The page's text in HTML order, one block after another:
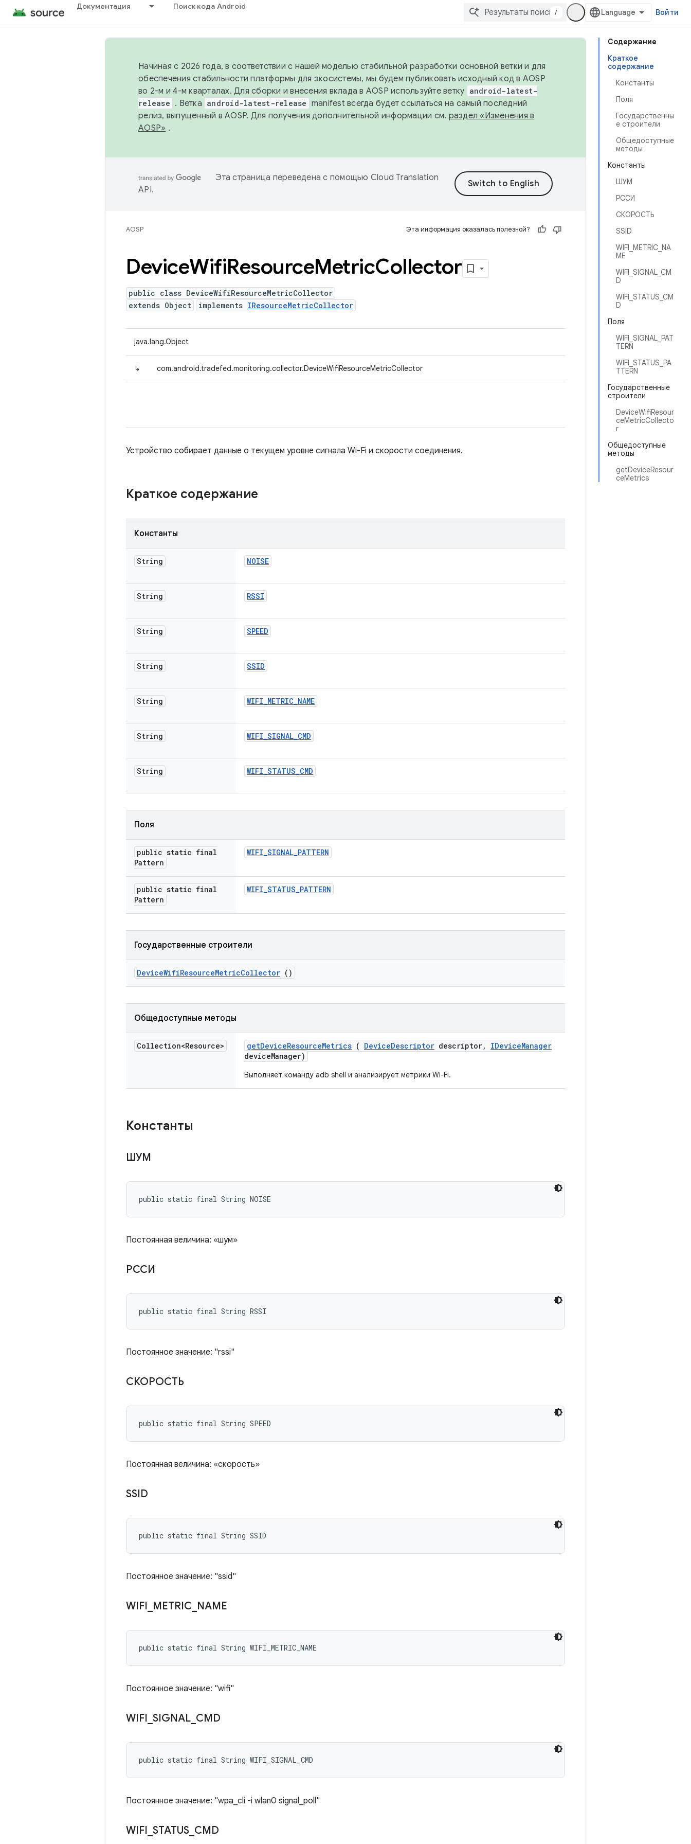
Документация Поиск кода Android
/ Войти
Содержание
Краткое
содержание
Константы
Поля
Государственны
е строители
Общедоступные
методы
Константы
ШУМ
РССИ
СКОРОСТЬ
SSID
WIFI_METRIC_NA
ME
WIFI_SIGNAL_CM
D
WIFI_STATUS_CM
D
Поля
WIFI_SIGNAL_PAT
TERN
WIFI_STATUS_PA
TTERN
Государственные
строители
DeviceWifiResour
ceMetricCollecto
r
Общедоступные
методы
getDeviceResour
ceMetrics
Начиная с 2026 года, в соответствии с нашей моделью стабильной разработки основной ветки и для
обеспечения стабильности платформы для экосистемы, мы будем публиковать исходный код в AOSP
во 2-м и 4-м кварталах. Для сборки и внесения вклада в AOSP используйте ветку android-latest-
release . Ветка android-latest-release manifest всегда будет ссылаться на самый последний
релиз, выпущенный в AOSP. Для получения дополнительной информации см. раздел «Изменения в
AOSP» .
Эта страница переведена с помощью Cloud Translation
API.
AOSP Эта информация оказалась полезной?
DeviceWifiResourceMetricCollector
public class DeviceWifiResourceMetricCollector
extends Object
implements IResourceMetricCollector
java.lang.Object
↳ com.android.tradefed.monitoring.collector.DeviceWifiResourceMetricCollector
Устройство собирает данные о текущем уровне сигнала Wi-Fi и скорости соединения.
Краткое содержание
Константы
String NOISE
String RSSI
String SPEED
String SSID
String WIFI_METRIC_NAME
String WIFI_SIGNAL_CMD
String WIFI_STATUS_CMD
Поля
public static final
Pattern
WIFI_SIGNAL_PATTERN
public static final
Pattern
WIFI_STATUS_PATTERN
Государственные строители
DeviceWifiResourceMetricCollector ()
Общедоступные методы
Collection<Resource> getDeviceResourceMetrics ( DeviceDescriptor descriptor, IDeviceManager
deviceManager)
Выполняет команду adb shell и анализирует метрики Wi-Fi.
Константы
ШУМ
public static final String NOISE
Постоянная величина: «шум»
РССИ
public static final String RSSI
Постоянное значение: "rssi"
СКОРОСТЬ
public static final String SPEED
Постоянная величина: «скорость»
SSID
public static final String SSID
Постоянное значение: "ssid"
WIFI METRIC NAME
public static final String WIFI_METRIC_NAME
Постоянное значение: "wifi"
WIFI SIGNAL CMD
public static final String WIFI_SIGNAL_CMD
Постоянное значение: "wpa_cli -i wlan0 signal_poll"
WIFI STATUS CMD